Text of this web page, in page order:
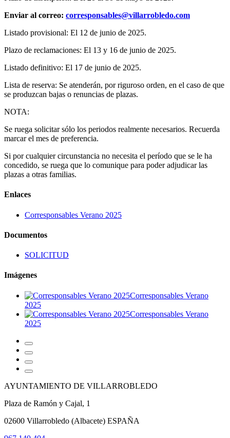
Enviar al correo: corresponsables@villarrobledo.com
Listado provisional: El 12 de junio de 2025.
Plazo de reclamaciones: El 13 y 16 de junio de 2025.
Listado definitivo: El 17 de junio de 2025.
Lista de reserva: Se atenderán, por riguroso orden, en el caso de que
se produzcan bajas o renuncias de plazas.
NOTA:
Se ruega solicitar sólo los periodos realmente necesarios. Recuerda
marcar el mes de preferencia.
Si por cualquier circunstancia no necesita el período que se le ha
concedido, se ruega que lo comunique para poder adjudicar las
plazas a otras familias.
Enlaces
Corresponsables Verano 2025
Documentos
SOLICITUD
Imágenes
Corresponsables Verano
2025
Corresponsables Verano
2025
AYUNTAMIENTO DE VILLARROBLEDO
Plaza de Ramón y Cajal, 1
02600 Villarrobledo (Albacete) ESPAÑA